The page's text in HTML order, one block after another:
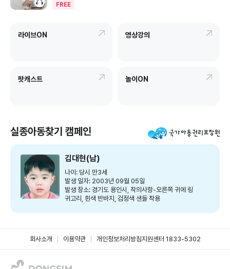
FREE
라이브ON 영상강의
팟캐스트 놀이ON
실종아동찾기 캠페인
김대현(남)
나이: 당시 만3세
발생 일자: 2003년 09월 05일
발생 장소: 경기도 용인시, 착의사항-오른쪽 귀에 링
귀고리, 흰색 반바지, 검정색 샌들 착용
회사소개 이용약관 개인정보처리방침지원센터 1833-5302